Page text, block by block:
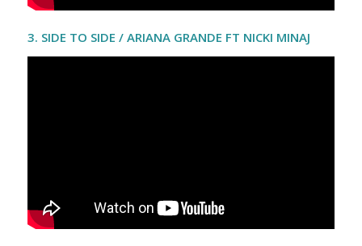
3. SIDE TO SIDE / ARIANA GRANDE FT NICKI MINAJ